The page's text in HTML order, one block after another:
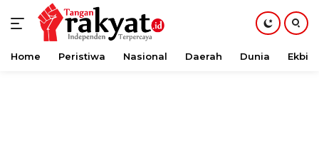
Langsung
Home Peristiwa Nasional Daerah Dunia Ekbis